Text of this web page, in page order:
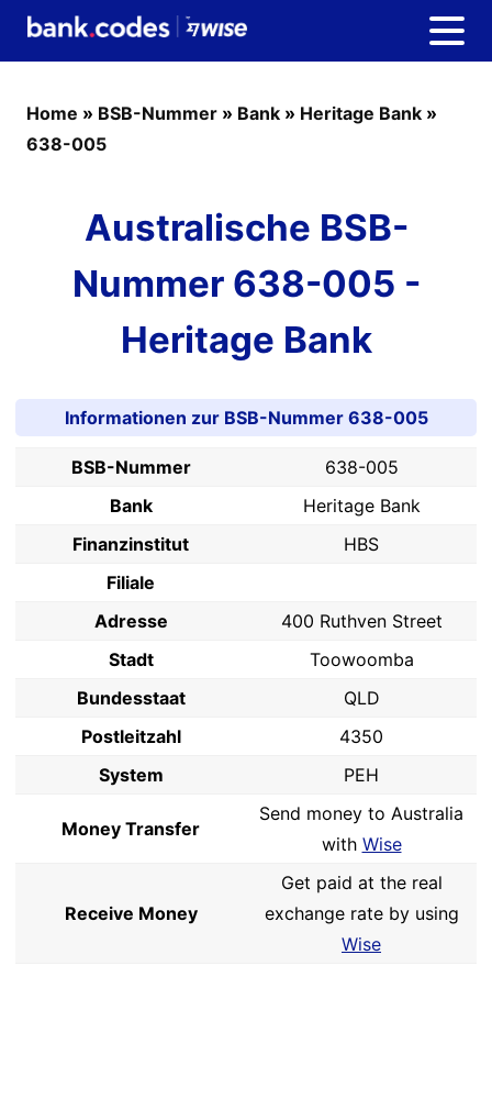
Home » BSB-Nummer » Bank » Heritage Bank »
638-005
Australische BSB-
Nummer 638-005 -
Heritage Bank
Informationen zur BSB-Nummer 638-005
BSB-Nummer
638-005
Bank
Heritage Bank
Finanzinstitut
HBS
Filiale
Adresse
400 Ruthven Street
Stadt
Toowoomba
Bundesstaat
QLD
Postleitzahl
4350
System
PEH
Money Transfer
Send money to Australia
with Wise
Receive Money
Get paid at the real
exchange rate by using
Wise